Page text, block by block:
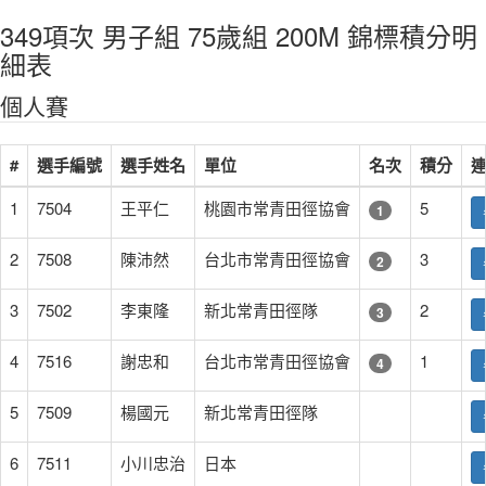
349項次 男子組 75歲組 200M 錦標積分明
細表
個人賽
# 選手編號 選手姓名 單位 名次 積分
1 7504 王平仁 桃園市常青田徑協會 1 5
2 7508 陳沛然 台北市常青田徑協會 2 3
3 7502 李東隆 新北常青田徑隊 3 2
4 7516 謝忠和 台北市常青田徑協會 4 1
5 7509 楊國元 新北常青田徑隊
6 7511 小川忠治 日本